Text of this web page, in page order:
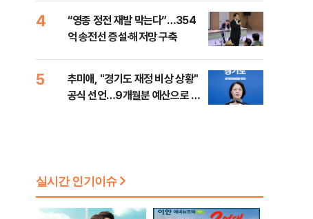
4
“영종 정전 재발 막는다”…354
억 송전선 증설·해저망 구축
5
추미애, "경기도 재정 비상 상황"
공식 선언…9개월분 예산으로 민